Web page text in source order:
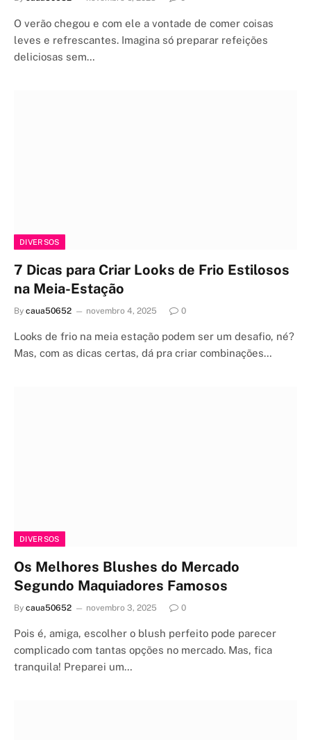
O verão chegou e com ele a vontade de comer coisas
leves e refrescantes. Imagina só preparar refeições
deliciosas sem…
DIVERSOS
7 Dicas para Criar Looks de Frio Estilosos
na Meia-Estação
By caua50652 novembro 4, 2025 0
Looks de frio na meia estação podem ser um desafio, né?
Mas, com as dicas certas, dá pra criar combinações…
DIVERSOS
Os Melhores Blushes do Mercado
Segundo Maquiadores Famosos
By caua50652 novembro 3, 2025 0
Pois é, amiga, escolher o blush perfeito pode parecer
complicado com tantas opções no mercado. Mas, fica
tranquila! Preparei um…